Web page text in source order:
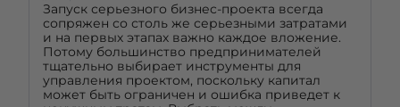
Запуск серьезного бизнес-проекта всегда
сопряжен со столь же серьезными затратами
и на первых этапах важно каждое вложение.
Потому большинство предпринимателей
тщательно выбирает инструменты для
управления проектом, поскольку капитал
может быть ограничен и ошибка приведет к